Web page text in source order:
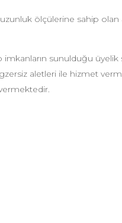
ölçülerine sahip olan
imkanların sunulduğu
aletleri ile hizmet